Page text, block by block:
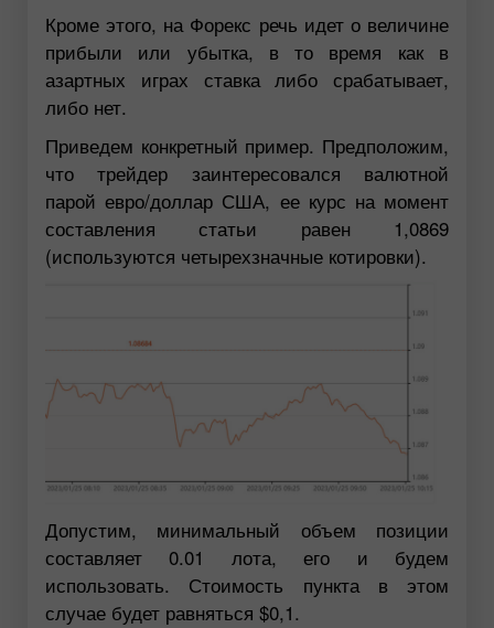
Кроме этого, на Форекс речь идет о величине
прибыли или убытка, в то время как в
азартных играх ставка либо срабатывает,
либо нет.
Приведем конкретный пример. Предположим,
что трейдер заинтересовался валютной
парой евро/доллар США, ее курс на момент
составления статьи равен 1,0869
(используются четырехзначные котировки).
Допустим, минимальный объем позиции
составляет 0.01 лота, его и будем
использовать. Стоимость пункта в этом
случае будет равняться $0,1.